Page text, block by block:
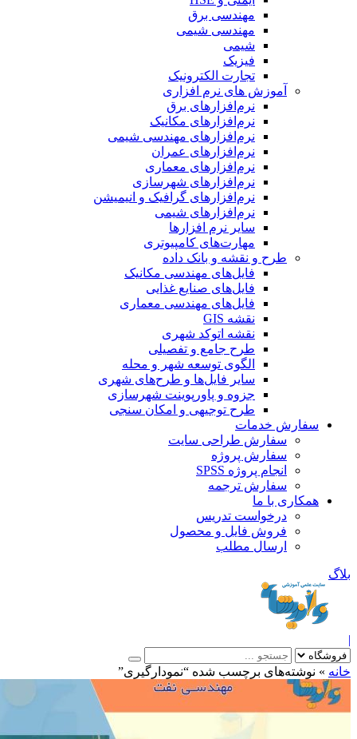
مهندسی برق
مهندسی شیمی
شیمی
فیزیک
تجارت الکترونیک
آموزش های نرم افزاری
نرم‌افزارهای برق
نرم‌افزارهای مکانیک
نرم‌افزارهای مهندسی شیمی
نرم‌افزارهای عمران
نرم‌افزارهای معماری
نرم‌افزارهای شهرسازی
نرم‌افزارهای گرافیک و انیمیشن
نرم‌افزارهای شیمی
سایر نرم افزارها
مهارت‌های کامپیوتری
طرح و نقشه و بانک داده
فایل‌های مهندسی مکانیک
فایل‌های صنایع غذایی
فایل‌های مهندسی معماری
نقشه GIS
نقشه اتوکد شهری
طرح جامع و تفصیلی
الگوی توسعه شهر و محله
سایر فایل‌ها و طرح‌های شهری
جزوه و پاورپوینت شهرسازی
طرح توجیهی و امکان سنجی
سفارش خدمات
سفارش طراحی سایت
سفارش پروژه
انجام پروژه SPSS
سفارش ترجمه
همکاری با ما
درخواست تدریس
فروش فایل و محصول
ارسال مطلب
»نوشته‌های برچسب شده “نمودارگیری”